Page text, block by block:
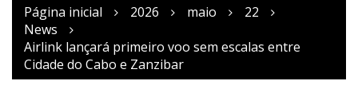
Página inicial 2026 maio
22
News
Airlink lançará primeiro voo sem escalas entre
Cidade do Cabo e Zanzibar